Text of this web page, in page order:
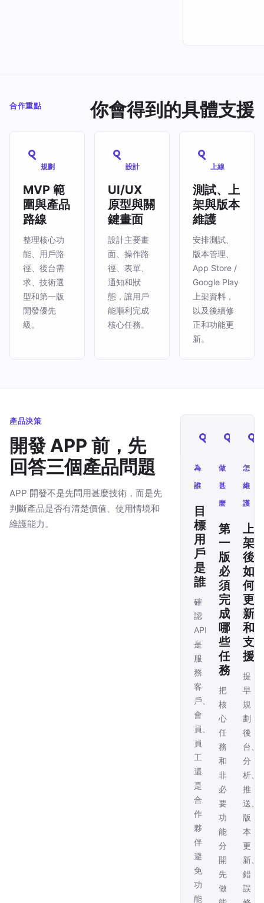
合作重點 你會得到的具體支援
規劃
MVP 範
圍與產品
路線
整理核心功
能、用戶路
徑、後台需
求、技術選
型和第一版
開發優先
級。
設計
UI/UX
原型與關
鍵畫面
設計主要畫
面、操作路
徑、表單、
通知和狀
態，讓用戶
能順利完成
核心任務。
上線
測試、上
架與版本
維護
安排測試、
版本管理、
App Store /
Google Play
上架資料，
以及後續修
正和功能更
新。
產品決策
開發 APP 前，先
回答三個產品問題
APP 開發不是先問用甚麼技術，而是先
判斷產品是否有清楚價值、使用情境和
維護能力。
為
誰
目
標
用
戶
是
誰
確
認
APP
是
服
務
客
戶、
會
員、
員
工
還
是
合
作
夥
伴，
避
免
功
能
做
甚
麼
第
一
版
必
須
完
成
哪
些
任
務
把
核
心
任
務
和
非
必
要
功
能
分
開，
先
做
怎
維
護
上
架
後
如
何
更
新
和
支
援
提
早
規
劃
後
台、
分
析、
推
送、
版
本
更
新、
錯
誤